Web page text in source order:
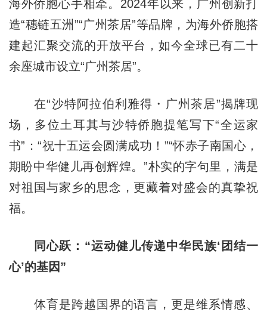
海外侨胞心手相牵。2024年以来，广州创新打
造“穗链五洲”“广州茶居”等品牌，为海外侨胞搭
建起汇聚交流的开放平台，如今全球已有二十
余座城市设立“广州茶居”。
在“沙特阿拉伯利雅得・广州茶居”揭牌现
场，多位土耳其与沙特侨胞提笔写下“全运家
书”：“祝十五运会圆满成功！”“怀赤子南国心，
期盼中华健儿再创辉煌。”朴实的字句里，满是
对祖国与家乡的思念，更藏着对盛会的真挚祝
福。
同心跃：“运动健儿传递中华民族‘团结一
心’的基因”
体育是跨越国界的语言，更是维系情感、